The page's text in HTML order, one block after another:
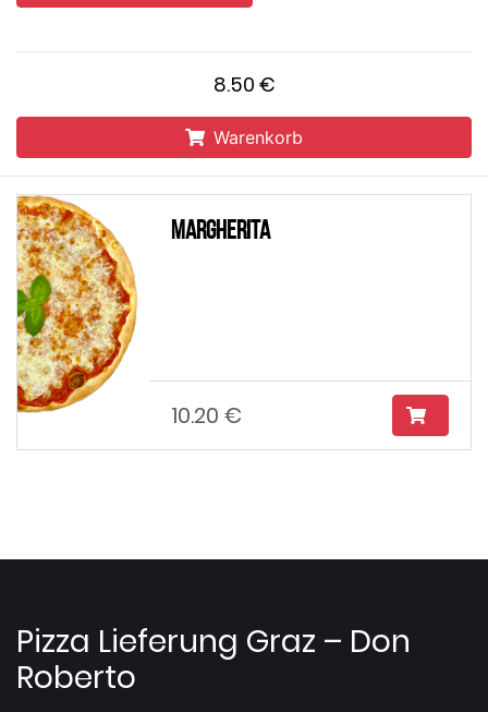
8.50 €
Warenkorb
Margherita
10.20 €
Pizza Lieferung Graz – Don
Roberto